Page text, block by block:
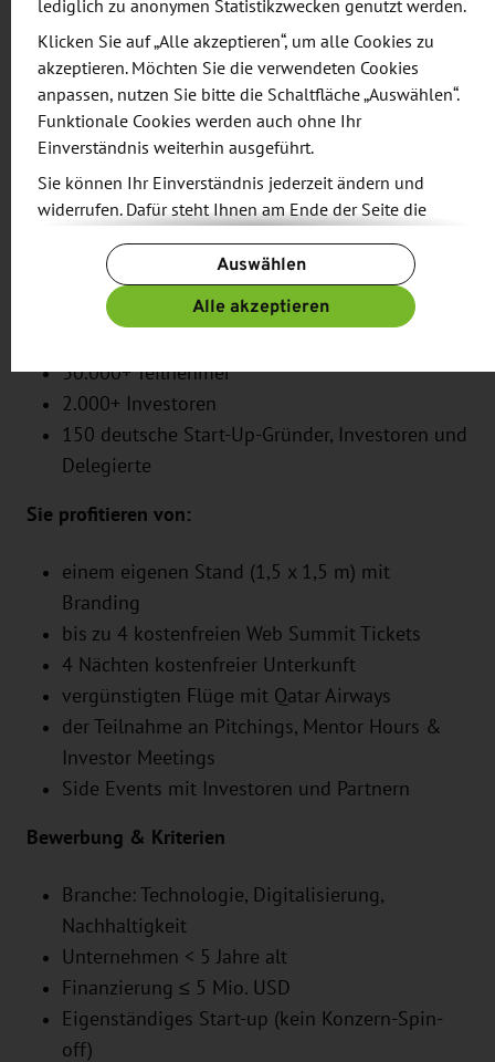
Für internationale Unternehmen — insbesondere
aus Bereichen wie Technologie, Infrastruktur, IT
oder Service — ergeben sich durch diese
Entwicklung neue Potenziale. Damit bietet der Web
Summit nicht nur Einsichten in Innovation,
sondern auch eine ideale Plattform, um
Partnerschaften zu schmieden sowie Marktchancen
zu sondieren.
Qatar Web Summit 2026:
30.000+ Teilnehmer
2.000+ Investoren
150 deutsche Start-Up-Gründer, Investoren und
Delegierte
Sie profitieren von:
einem eigenen Stand (1,5 x 1,5 m) mit
Branding
bis zu 4 kostenfreien Web Summit Tickets
4 Nächten kostenfreier Unterkunft
vergünstigten Flüge mit Qatar Airways
der Teilnahme an Pitchings, Mentor Hours &
Investor Meetings
Side Events mit Investoren und Partnern
Bewerbung & Kriterien
Branche: Technologie, Digitalisierung,
Nachhaltigkeit
Unternehmen < 5 Jahre alt
Finanzierung ≤ 5 Mio. USD
Eigenständiges Start-up (kein Konzern-Spin-
off)
lediglich zu anonymen Statistikzwecken genutzt werden.
Klicken Sie auf „Alle akzeptieren“, um alle Cookies zu
akzeptieren. Möchten Sie die verwendeten Cookies
anpassen, nutzen Sie bitte die Schaltfläche „Auswählen“.
Funktionale Cookies werden auch ohne Ihr
Einverständnis weiterhin ausgeführt.
Sie können Ihr Einverständnis jederzeit ändern und
widerrufen. Dafür steht Ihnen am Ende der Seite die
Verfügung.
Weitere Informationen finden Sie in unseren
Datenschutzbestimmungenund ergänzend in unserem
Auswählen
Alle akzeptieren